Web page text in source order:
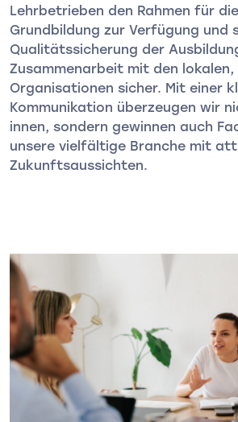
Lehrbetrieben den Rahmen für
Grundbildung zur Verfügung und
Qualitätssicherung der
Zusammenarbeit mit den lokalen,
Organisationen sicher. Mit einer
Kommunikation überzeugen wir
innen, sondern gewinnen auch
unsere vielfältige Branche mit
Zukunftsaussichten.